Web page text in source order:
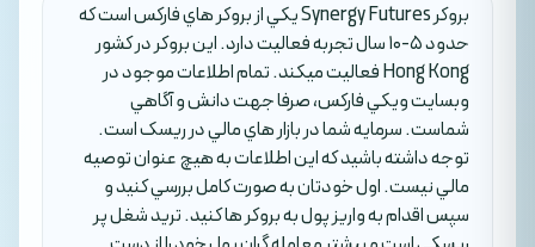
بروکر Synergy Futures يکي از بروکر هاي فارکس است که
حدود 5-10 سال تجربه فعاليت دارد. اين بروکر در کشور
Hong Kong فعاليت ميکند. تمام اطلاعات موجود در
وبسايت ويکي فارکس، صرفا جهت دانش و آگاهي
شماست. سرمايه شما در بازار هاي مالي در ريسک است.
توجه داشته باشيد که اين اطلاعات به هيچ عنوان توصيه
مالي نيست. اول خودتان به صورت کامل بررسي کنيد و
سپس اقدام به واريز پول به بروکر ها کنيد. تريد شغل پر